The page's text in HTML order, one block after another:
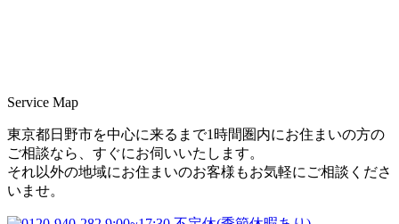
Service Map
東京都日野市を中心に来るまで1時間圏内にお住まいの方の
ご相談なら、すぐにお伺いいたします。
それ以外の地域にお住まいのお客様もお気軽にご相談くださ
いませ。